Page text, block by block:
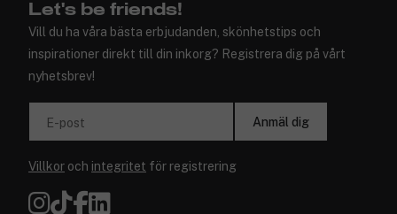
Let's be friends!
Vill du ha våra bästa erbjudanden, skönhetstips och
inspirationer direkt till din inkorg? Registrera dig på vårt
nyhetsbrev!
E-post Anmäl dig
Villkor och integritet för registrering